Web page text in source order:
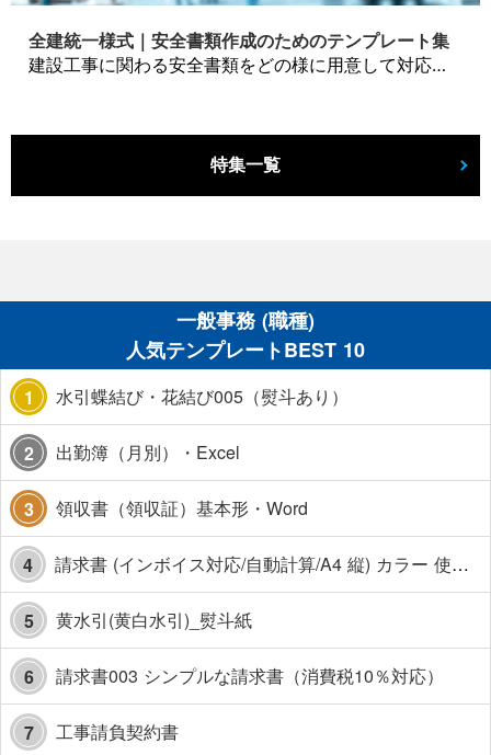
全建統一様式｜安全書類作成のためのテンプレート集
建設工事に関わる安全書類をどの様に用意して対応するか？関連書式テンプレートから書き方の注意点などの役立つコラムをbizoceanがお届けします。
特集一覧
一般事務 (職種)
人気テンプレートBEST 10
1 水引蝶結び・花結び005（熨斗あり）
2 出勤簿（月別）・Excel
3 領収書（領収証）基本形・Word
4 請求書 (インボイス対応/自動計算/A4 縦) カラー 使い方解説あり
5 黄水引(黄白水引)_熨斗紙
6 請求書003 シンプルな請求書（消費税10％対応）
7 工事請負契約書